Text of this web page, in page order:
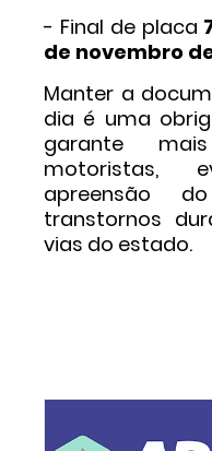
- Final de placa
de novembro
Manter a
dia é uma
garante
motoristas,
apreensão
transtornos
vias do estado.